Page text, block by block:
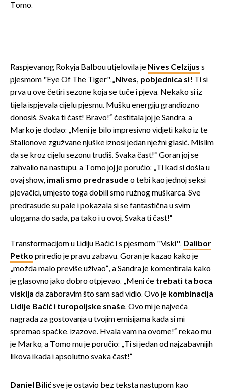
Tomo.
Raspjevanog Rokyja Balbou utjelovila je Nives Celzijus s
pjesmom "Eye Of The Tiger".„Nives, pobjednica si! Ti si
prva u ove četiri sezone koja se tuče i pjeva. Nekako si iz
tijela ispjevala cijelu pjesmu. Mušku energiju grandiozno
donosiš. Svaka ti čast! Bravo!“ čestitala joj je Sandra, a
Marko je dodao: „Meni je bilo impresivno vidjeti kako iz te
Stallonove zgužvane njuške iznosi jedan nježni glasić. Mislim
da se kroz cijelu sezonu trudiš. Svaka čast!“ Goran joj se
zahvalio na nastupu, a Tomo joj je poručio: „Ti kad si došla u
ovaj show, imali smo predrasude o tebi kao jednoj seksi
pjevačici, umjesto toga dobili smo ružnog muškarca. Sve
predrasude su pale i pokazala si se fantastična u svim
ulogama do sada, pa tako i u ovoj. Svaka ti čast!“
Transformacijom u Lidiju Bačić i s pjesmom ''Viski'', Dalibor
Petko priredio je pravu zabavu. Goran je kazao kako je
„možda malo previše uživao“, a Sandra je komentirala kako
je glasovno jako dobro otpjevao. „Meni će trebati ta boca
viskija da zaboravim što sam sad vidio. Ovo je kombinacija
Lidije Bačić i turopoljske snaše. Ovo mi je najveća
nagrada za gostovanja u tvojim emisijama kada si mi
spremao spačke, izazove. Hvala vam na ovome!“ rekao mu
je Marko, a Tomo mu je poručio: „Ti si jedan od najzabavnijih
likova ikada i apsolutno svaka čast!“
Daniel Bilićsve je ostavio bez teksta nastupom kao